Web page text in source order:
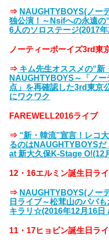
⇒ NAUGHTYBOYS(ノー
独公演！～Nsifへの永遠の
6人のソロステージ(2017
ノーティーボーイズ3rd東
⇒ キム先生オススメの“新
NAUGHTYBOYS～「ノ
点」を再確認した3rd東京
にワクワク
FAREWELL2016ライブ
⇒ “新・韓流”宣言！レコ
るのはNAUGHTYBOYS
at 新大久保K-Stage O!(12
12・16エルミン誕生日ラ
⇒ NAUGHTYBOYS(ノー
日ライブ～松茸山のパパ
キラリ☆(2016年12月16日
11・17ヒョビン誕生日ラ